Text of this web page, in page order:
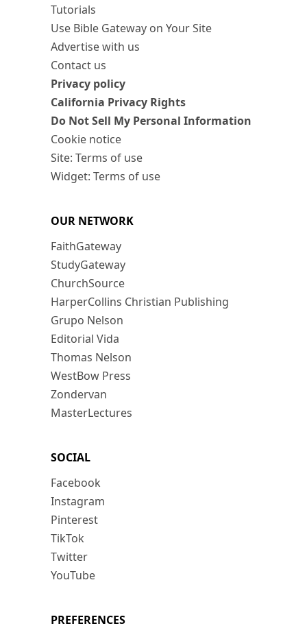
Tutorials
Use Bible Gateway on Your Site
Advertise with us
Contact us
Privacy policy
California Privacy Rights
Do Not Sell My Personal Information
Cookie notice
Site: Terms of use
Widget: Terms of use
OUR NETWORK
FaithGateway
StudyGateway
ChurchSource
HarperCollins Christian Publishing
Grupo Nelson
Editorial Vida
Thomas Nelson
WestBow Press
Zondervan
MasterLectures
SOCIAL
Facebook
Instagram
Pinterest
TikTok
Twitter
YouTube
PREFERENCES